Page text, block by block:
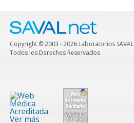
Copyright © 2003 - 2026 Laboratorios SAVAL
Todos los Derechos Reservados